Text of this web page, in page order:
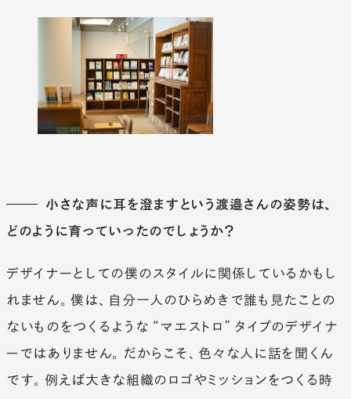
小さな声に耳を澄ますという渡邉さんの姿勢は、
どのように育っていったのでしょうか？
デザイナーとしての僕のスタイルに関係しているかもし
れません。僕は、自分一人のひらめきで誰も見たことの
ないものをつくるような“マエストロ”タイプのデザイナ
ーではありません。だからこそ、色々な人に話を聞くん
です。例えば大きな組織のロゴやミッションをつくる時